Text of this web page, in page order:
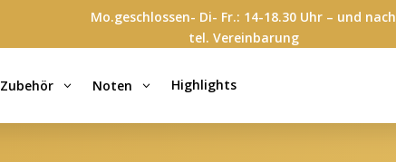
Mo.geschlossen- Di- Fr.: 14-18.30 Uhr – und nach
tel. Vereinbarung
Zubehör 3 Noten 3 Highlights